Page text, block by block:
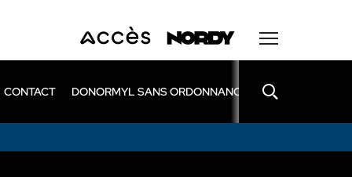
CONTACT DONORMYL SANS ORDONNANCE LEXOMIL SANS